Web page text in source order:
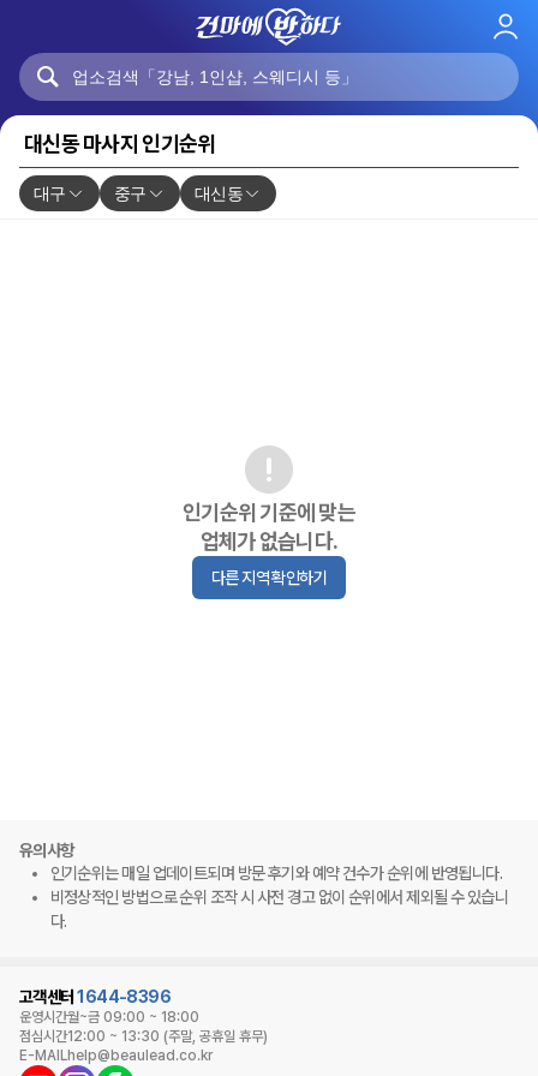
로
대신동 마사지 인기순위
대구 중구 대신동
인기순위 기준에 맞는
업체가 없습니다.
다른 지역 확인하기
유의사항
인기순위는 매일 업데이트되며 방문 후기와 예약 건수가 순위에 반영됩니다.
비정상적인 방법으로 순위 조작 시 사전 경고 없이 순위에서 제외될 수 있습니
다.
고객센터 1644-8396
운영시간월~금 09:00 ~ 18:00
점심시간12:00 ~ 13:30 (주말, 공휴일 휴무)
E-MAILhelp@beaulead.co.kr